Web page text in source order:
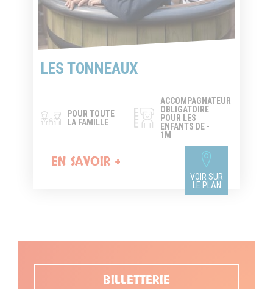
LES TONNEAUX
POUR TOUTE
LA FAMILLE
ACCOMPAGNATEUR
OBLIGATOIRE
POUR LES
ENFANTS DE -
1M
EN SAVOIR +
VOIR SUR
LE PLAN
BILLETTERIE